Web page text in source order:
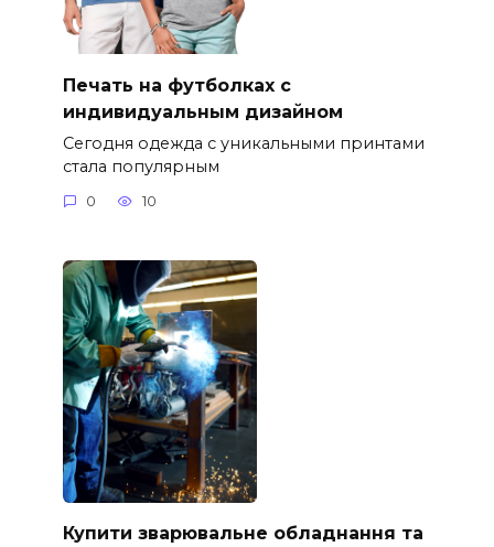
Печать на футболках с
индивидуальным дизайном
Сегодня одежда с уникальными принтами
стала популярным
0 10
Купити зварювальне обладнання та